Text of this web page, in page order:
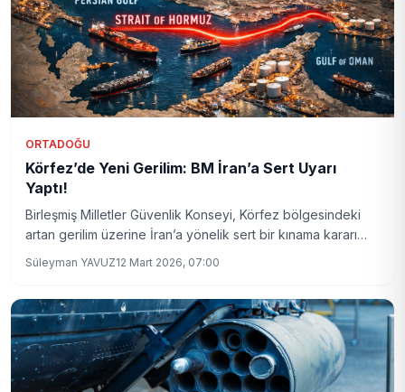
ORTADOĞU
Körfez’de Yeni Gerilim: BM İran’a Sert Uyarı
Yaptı!
Birleşmiş Milletler Güvenlik Konseyi, Körfez bölgesindeki
artan gerilim üzerine İran’a yönelik sert bir kınama kararı
uluslararası toplumun tansiyonu düşürme çağrıları artıyor.
Süleyman YAVUZ12 Mart 2026, 07:00